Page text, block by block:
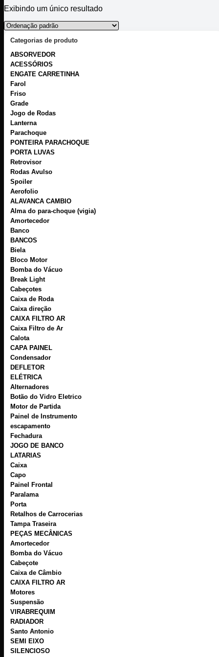
Exibindo um único resultado
Categorias de produto
ABSORVEDOR
ACESSÓRIOS
ENGATE CARRETINHA
Farol
Friso
Grade
Jogo de Rodas
Lanterna
Parachoque
PONTEIRA PARACHOQUE
PORTA LUVAS
Retrovisor
Rodas Avulso
Spoiler
Aerofolio
ALAVANCA CAMBIO
Alma do para-choque (vigia)
Amortecedor
Banco
BANCOS
Biela
Bloco Motor
Bomba do Vácuo
Break Light
Cabeçotes
Caixa de Roda
Caixa direção
CAIXA FILTRO AR
Caixa Filtro de Ar
Calota
CAPA PAINEL
Condensador
DEFLETOR
ELÉTRICA
Alternadores
Botão do Vidro Eletrico
Motor de Partida
Painel de Instrumento
escapamento
Fechadura
JOGO DE BANCO
LATARIAS
Caixa
Capo
Painel Frontal
Paralama
Porta
Retalhos de Carrocerias
Tampa Traseira
PEÇAS MECÂNICAS
Amortecedor
Bomba do Vácuo
Cabeçote
Caixa de Câmbio
CAIXA FILTRO AR
Motores
Suspensão
VIRABREQUIM
RADIADOR
Santo Antonio
SEMI EIXO
SILENCIOSO